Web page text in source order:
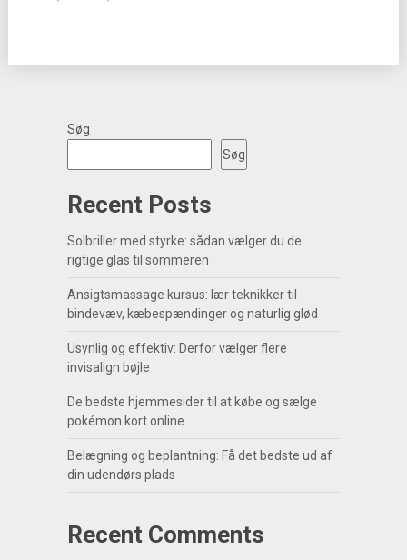
Søg
Søg
Recent Posts
Solbriller med styrke: sådan vælger du de
rigtige glas til sommeren
Ansigtsmassage kursus: lær teknikker til
bindevæv, kæbespændinger og naturlig glød
Usynlig og effektiv: Derfor vælger flere
invisalign bøjle
De bedste hjemmesider til at købe og sælge
pokémon kort online
Belægning og beplantning: Få det bedste ud af
din udendørs plads
Recent Comments